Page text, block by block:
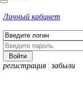
Личный кабинет
регистрация ¦ забыли